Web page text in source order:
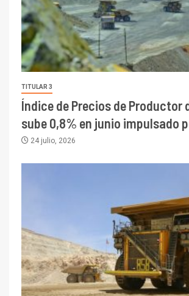
TITULAR 3
Índice de Precios de Productor
sube 0,8% en junio impulsado
24 julio, 2026